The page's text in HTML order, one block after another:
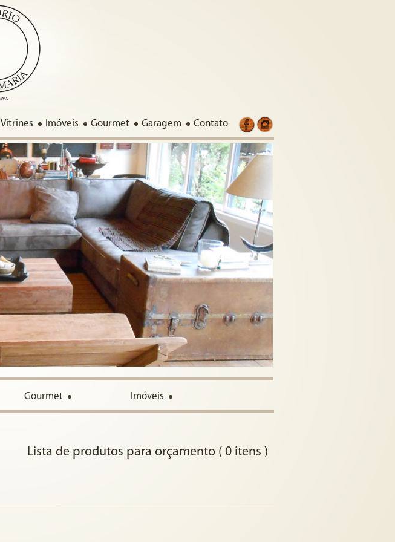
Vitrines Imóveis Gourmet Garagem Contato
Gourmet Imóveis
Lista de produtos para orçamento ( 0 itens )